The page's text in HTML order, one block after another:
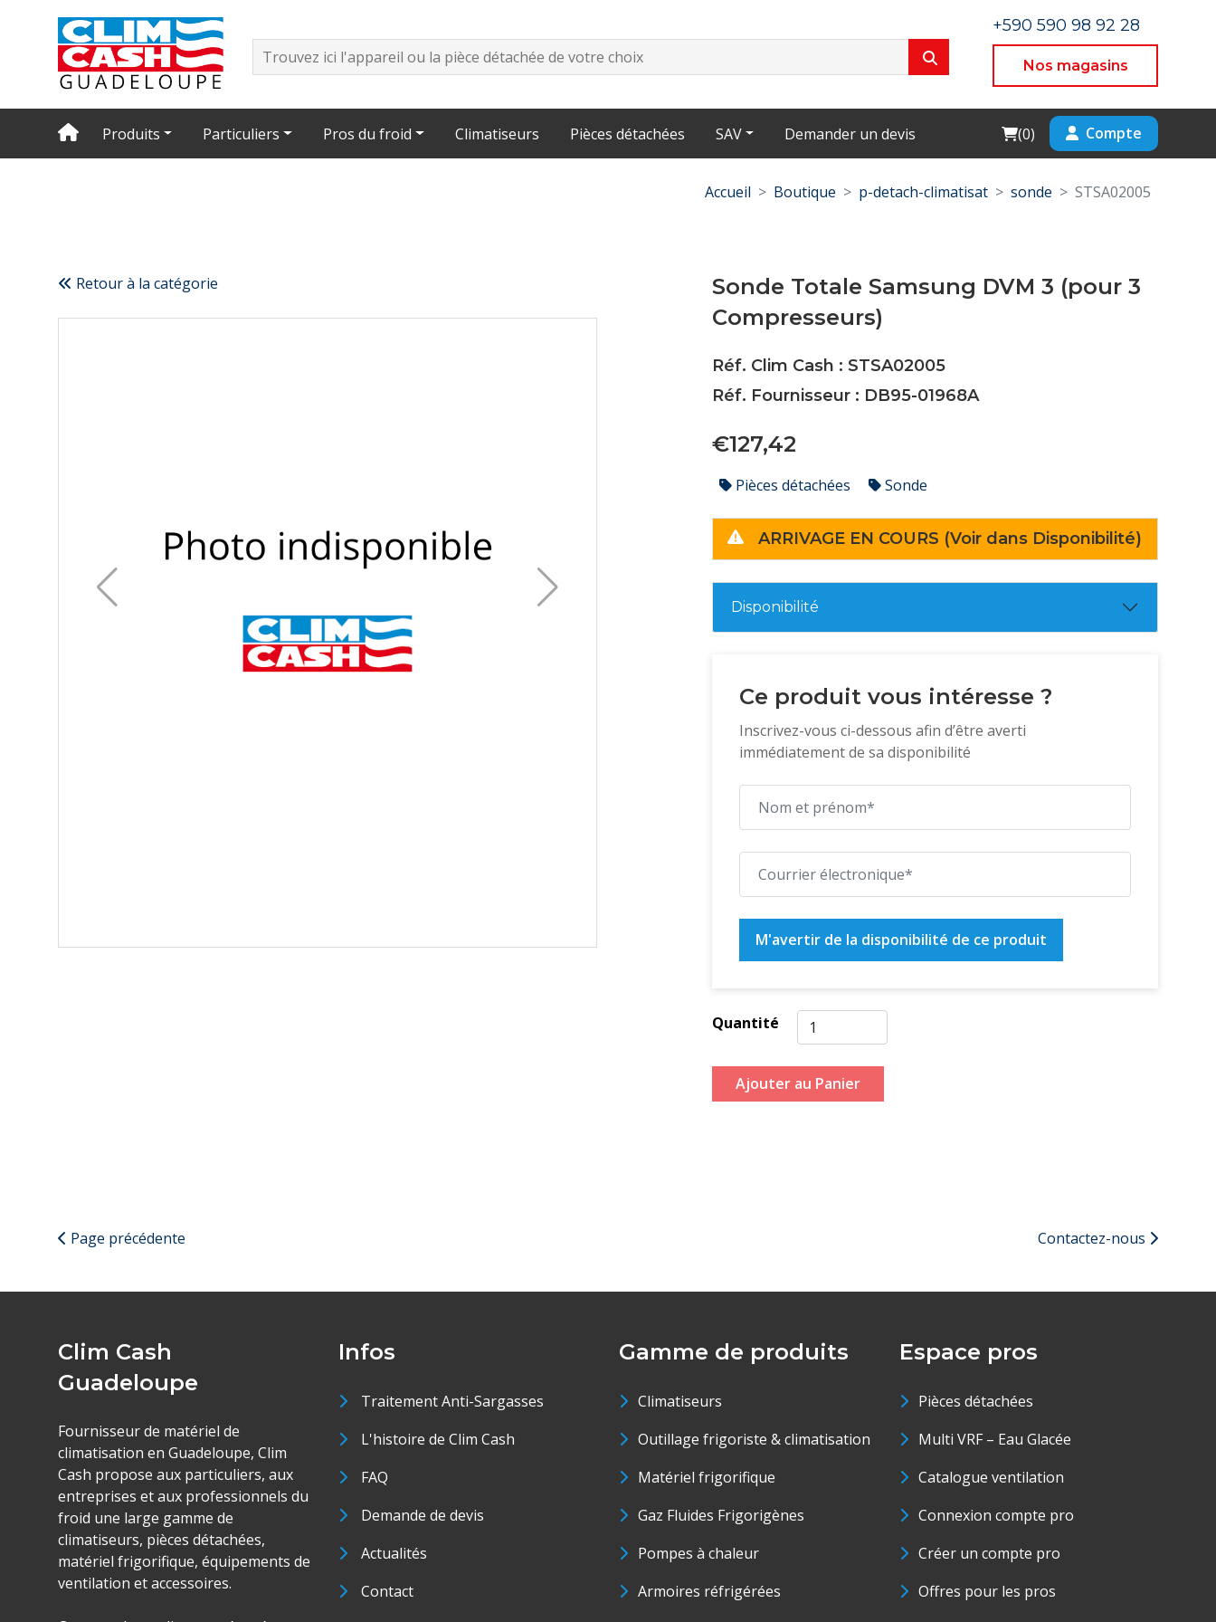
+590 590 98 92 28
Nos magasins
Produits Particuliers Pros du froid Climatiseurs Pièces détachées SAV Demander un devis Cart
(0) Compte
Accueil Boutique p-detach-climatisat sonde STSA02005
Retour à la catégorie
Sonde Totale Samsung DVM 3 (pour 3
Compresseurs)
Réf. Clim Cash : STSA02005
Réf. Fournisseur : DB95-01968A
€127,42
Pièces détachées Sonde
ARRIVAGE EN COURS (Voir dans Disponibilité)
Disponibilité
Ce produit vous intéresse ?
Inscrivez-vous ci-dessous afin d’être averti
immédiatement de sa disponibilité
M'avertir de la disponibilité de ce produit
Quantité
Ajouter au Panier
Page précédente Contactez-nous
Clim Cash
Guadeloupe
Fournisseur de matériel de
climatisation en Guadeloupe, Clim
Cash propose aux particuliers, aux
entreprises et aux professionnels du
froid une large gamme de
climatiseurs, pièces détachées,
matériel frigorifique, équipements de
ventilation et accessoires.
Infos
Traitement Anti-Sargasses
L'histoire de Clim Cash
FAQ
Demande de devis
Actualités
Contact
Gamme de produits
Climatiseurs
Outillage frigoriste & climatisation
Matériel frigorifique
Gaz Fluides Frigorigènes
Pompes à chaleur
Armoires réfrigérées
Espace pros
Pièces détachées
Multi VRF – Eau Glacée
Catalogue ventilation
Connexion compte pro
Créer un compte pro
Offres pour les pros